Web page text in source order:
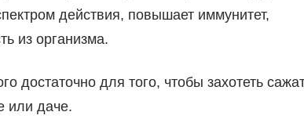
действия, повышает иммунитет,
из организма.
достаточно для того, чтобы захотеть
или даче.